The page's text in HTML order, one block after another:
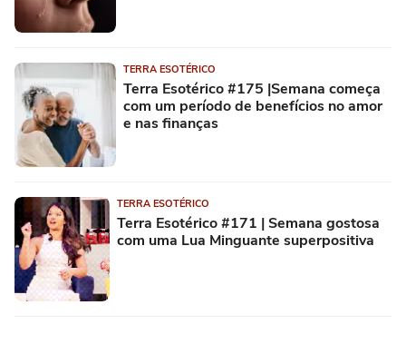
TERRA ESOTÉRICO
Terra Esotérico #175 |Semana começa
com um período de benefícios no amor
e nas finanças
TERRA ESOTÉRICO
Terra Esotérico #171 | Semana gostosa
com uma Lua Minguante superpositiva